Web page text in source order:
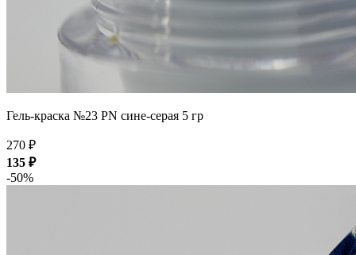
Гель-краска №23 PN сине-серая 5 гр
270 ₽
135 ₽
-50%